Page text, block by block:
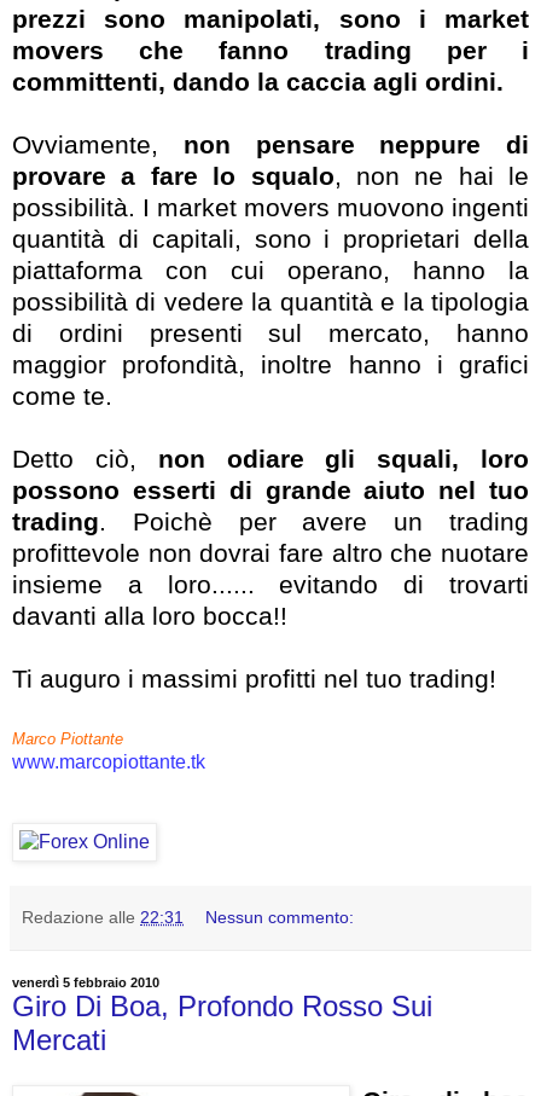
prezzi sono manipolati, sono i market
movers che fanno trading per i
committenti, dando la caccia agli ordini.
Ovviamente, non pensare neppure di
provare a fare lo squalo, non ne hai le
possibilità. I market movers muovono ingenti
quantità di capitali, sono i proprietari della
piattaforma con cui operano, hanno la
possibilità di vedere la quantità e la tipologia
di ordini presenti sul mercato, hanno
maggior profondità, inoltre hanno i grafici
come te.
Detto ciò, non odiare gli squali, loro
possono esserti di grande aiuto nel tuo
trading. Poichè per avere un trading
profittevole non dovrai fare altro che nuotare
insieme a loro...... evitando di trovarti
davanti alla loro bocca!!
Ti auguro i massimi profitti nel tuo trading!
Marco Piottante
www.marcopiottante.tk
Redazione alle 22:31 Nessun commento:
venerdì 5 febbraio 2010
Giro Di Boa, Profondo Rosso Sui
Mercati